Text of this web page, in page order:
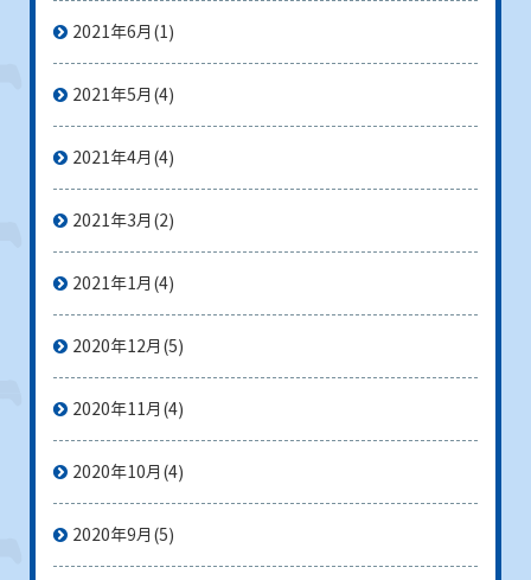
2021年6月 (1)
2021年5月 (4)
2021年4月 (4)
2021年3月 (2)
2021年1月 (4)
2020年12月 (5)
2020年11月 (4)
2020年10月 (4)
2020年9月 (5)